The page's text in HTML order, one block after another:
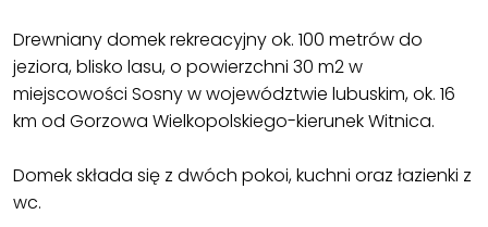
Drewniany domek rekreacyjny ok. 100 metrów do
jeziora, blisko lasu, o powierzchni 30 m2 w
miejscowości Sosny w województwie lubuskim, ok. 16
km od Gorzowa Wielkopolskiego-kierunek Witnica.
Domek składa się z dwóch pokoi, kuchni oraz łazienki z
wc.